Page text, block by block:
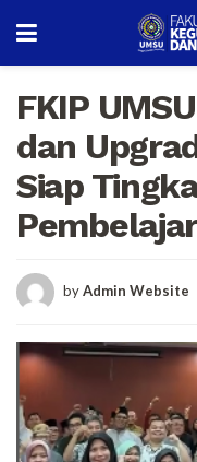
FKIP
dan
Siap
byAdmin Website